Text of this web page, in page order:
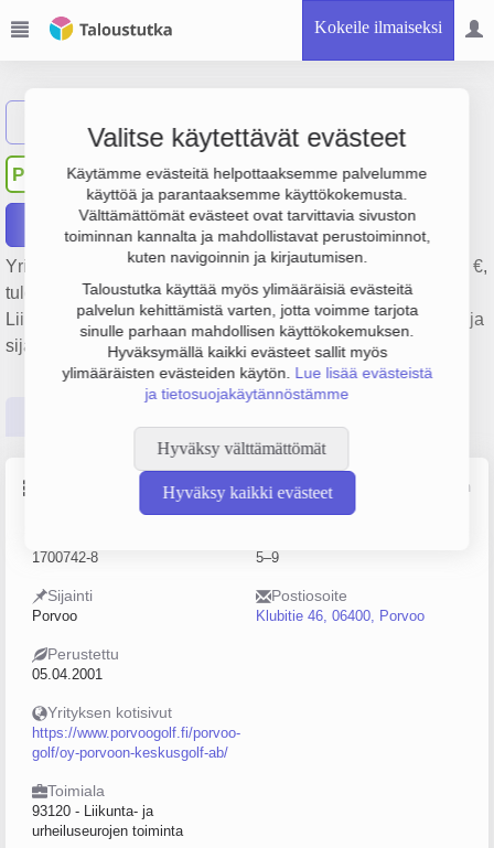
Kokeile ilmaiseksi
Valitse käytettävät evästeet
Käytämme evästeitä helpottaaksemme palvelumme
käyttöä ja parantaaksemme käyttökokemusta.
Välttämättömät evästeet ovat tarvittavia sivuston
toiminnan kannalta ja mahdollistavat perustoiminnot,
kuten navigoinnin ja kirjautumisen.
Taloustutka käyttää myös ylimääräisiä evästeitä
palvelun kehittämistä varten, jotta voimme tarjota
sinulle parhaan mahdollisen käyttökokemuksen.
Hyväksymällä kaikki evästeet sallit myös
ylimääräisten evästeiden käytön. Lue lisää evästeistä
ja tietosuojakäytännöstämme
Hyväksy välttämättömät
Hyväksy kaikki evästeet
PK Oy Porvoon Keskusgolf Ab
Raportit
Yrityksen Oy Porvoon Keskusgolf Ab liikevaihto on 876 000 €,
tulos 41 000 € ja henkilöstömäärä 6. Sen päätoimiala on
Liikunta- ja urheiluseurojen toiminta, perustamisvuosi 2001 ja
sijainti Porvoo. Yrityksen yhtiömuoto Osakeyhtiö (OY).
Lähde: YTJ, PRH, Traficom
1700742-8 5–9
Sijainti
Porvoo
Postiosoite
Klubitie 46, 06400, Porvoo
Perustettu
05.04.2001
Yrityksen kotisivut
https://www.porvoogolf.fi/porvoo-
golf/oy-porvoon-keskusgolf-ab/
Toimiala
93120 - Liikunta- ja
urheiluseurojen toiminta